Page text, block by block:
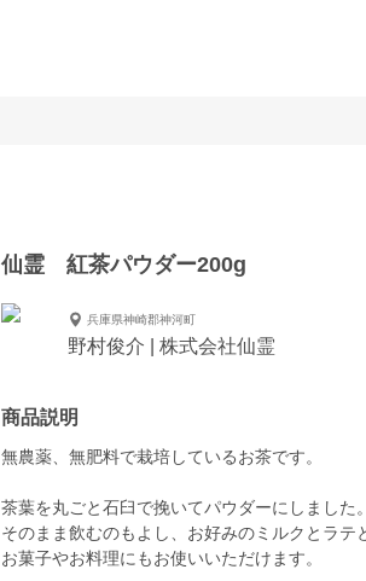
仙霊 紅茶パウダー200g
兵庫県神崎郡神河町
野村俊介 | 株式会社仙霊
商品説明
無農薬、無肥料で栽培しているお茶です。
茶葉を丸ごと石臼で挽いてパウダーにしました。
そのまま飲むのもよし、お好みのミルクとラテ
お菓子やお料理にもお使いいただけます。